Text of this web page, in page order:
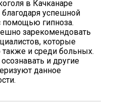
в Качканаре
успешной
помощью гипноза.
зарекомендовать
которые
и среди больных.
и другие
данное